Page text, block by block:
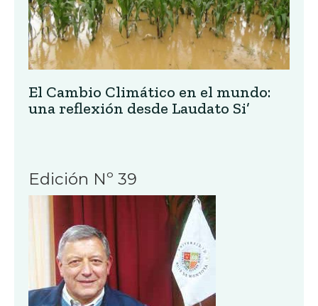
El Cambio Climático en el mundo:
una reflexión desde Laudato Si’
Edición Nº 39